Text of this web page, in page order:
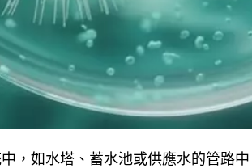
，如水塔、蓄水池或供應水的管路